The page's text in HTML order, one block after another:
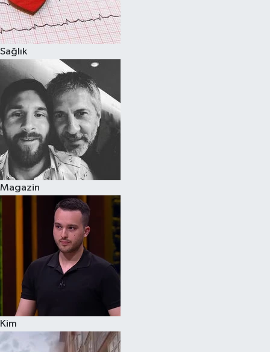
Sağlık
Magazin
Kim
Spor
Çocuk
Eğitim
Hava Durumu
Kadın
Kim kimdir?
Kültür Sanat
Sağlık
Siyaset
Teknoloji